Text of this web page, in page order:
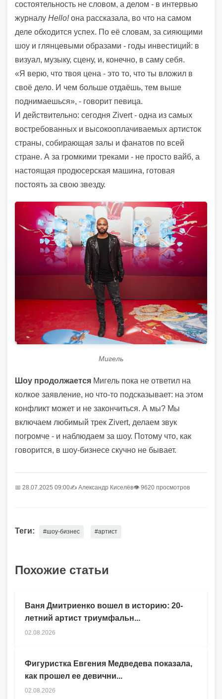
состоятельность не словом, а делом - в интервью
журналу Hello!она рассказала, во что на самом
деле обходится успех. По её словам, за сияющими
шоу и глянцевыми образами - годы инвестиций: в
визуал, музыку, сцену, и, конечно, в саму себя.
«Я верю, что твоя цена - это то, что ты вложил в
своё дело. И чем больше отдаёшь, тем выше
поднимаешься», - говорит певица.
И действительно: сегодня Zivert - одна из самых
востребованных и высокооплачиваемых артисток
страны, собирающая залы и фанатов по всей
стране. А за громкими треками - не просто вайб, а
настоящая продюсерская машина, готовая
постоять за свою звезду.
Мигель
Шоу продолжается Мигель пока не ответил на
колкое заявление, но что-то подсказывает: на этом
конфликт может и не закончиться. А мы? Мы
включаем любимый трек Zivert, делаем звук
погромче - и наблюдаем за шоу. Потому что, как
говорится, в шоу-бизнесе скучно не бывает.
📅 28.07.2025 09:00✍️ Александр Киселёв👁 9620 просмотров
Теги: #шоу-бизнес #артист
Похожие статьи
Ваня Дмитриенко вошел в историю: 20-
летний артист триумфальн...
02.08.2026
Фигуристка Евгения Медведева показала,
как прошел ее девични...
02.08.2026